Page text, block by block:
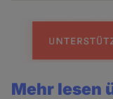
Mehr lesen